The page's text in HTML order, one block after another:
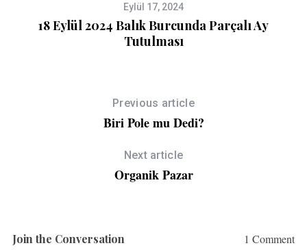
Eylül 17, 2024
18 Eylül 2024 Balık Burcunda Parçalı Ay
Tutulması
Previous article
Biri Pole mu Dedi?
Next article
Organik Pazar
Join the Conversation 1 Comment